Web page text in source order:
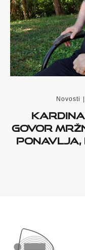
Novosti
Govor